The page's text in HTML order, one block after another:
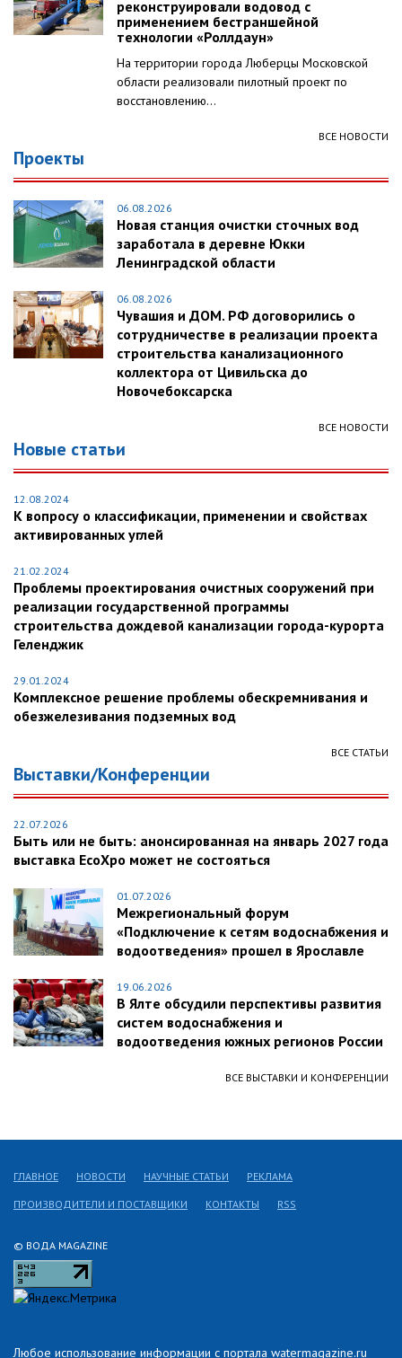
реконструировали водовод с
применением бестраншейной
технологии «Роллдаун»
На территории города Люберцы Московской
области реализовали пилотный проект по
восстановлению...
ВСЕ НОВОСТИ
Проекты
06.08.2026
Новая станция очистки сточных вод
заработала в деревне Юкки
Ленинградской области
06.08.2026
Чувашия и ДОМ. РФ договорились о
сотрудничестве в реализации проекта
строительства канализационного
коллектора от Цивильска до
Новочебоксарска
ВСЕ НОВОСТИ
Новые статьи
12.08.2024
К вопросу о классификации, применении и свойствах
активированных углей
21.02.2024
Проблемы проектирования очистных сооружений при
реализации государственной программы
строительства дождевой канализации города-курорта
Геленджик
29.01.2024
Комплексное решение проблемы обескремнивания и
обезжелезивания подземных вод
ВСЕ СТАТЬИ
Выставки/Конференции
22.07.2026
Быть или не быть: анонсированная на январь 2027 года
выставка EcoXpo может не состояться
01.07.2026
Межрегиональный форум
«Подключение к сетям водоснабжения и
водоотведения» прошел в Ярославле
19.06.2026
В Ялте обсудили перспективы развития
систем водоснабжения и
водоотведения южных регионов России
ВСЕ ВЫСТАВКИ И КОНФЕРЕНЦИИ
© ВОДА MAGAZINE
Любое использование информации с портала watermagazine.ru
ГЛАВНОЕ НОВОСТИ НАУЧНЫЕ СТАТЬИ РЕКЛАМА
ПРОИЗВОДИТЕЛИ И ПОСТАВЩИКИ КОНТАКТЫ RSS